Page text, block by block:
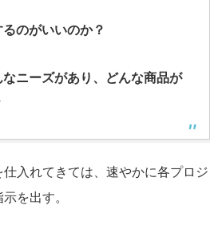
のがいいのか？
ニーズがあり、どんな商品が
入れてきては、速やかに各プロジ
を出す。